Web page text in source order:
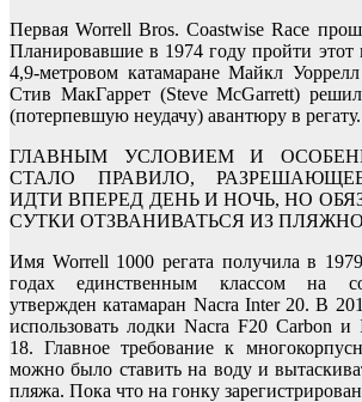
Первая Worrell Bros. Coastwise Race
Планировавшие в 1974 году пройти этот
4,9-метровом катамаране Майкл
Стив МакГаррет (Steve McGarrett)
(потерпевшую неудачу) авантюру в регату.
ГЛАВНЫМ УСЛОВИЕМ И
СТАЛО ПРАВИЛО,
ИДТИ ВПЕРЕД ДЕНЬ И НОЧЬ, НО
СУТКИ ОТЗВАНИВАТЬСЯ ИЗ
Имя Worrell 1000 регата получила в
годах единственным классом на
утвержден катамаран Nacra Inter 20. В
использовать лодки Nacra F20 Carbon и
18. Главное требование к
можно было ставить на воду и
пляжа. Пока что на гонку